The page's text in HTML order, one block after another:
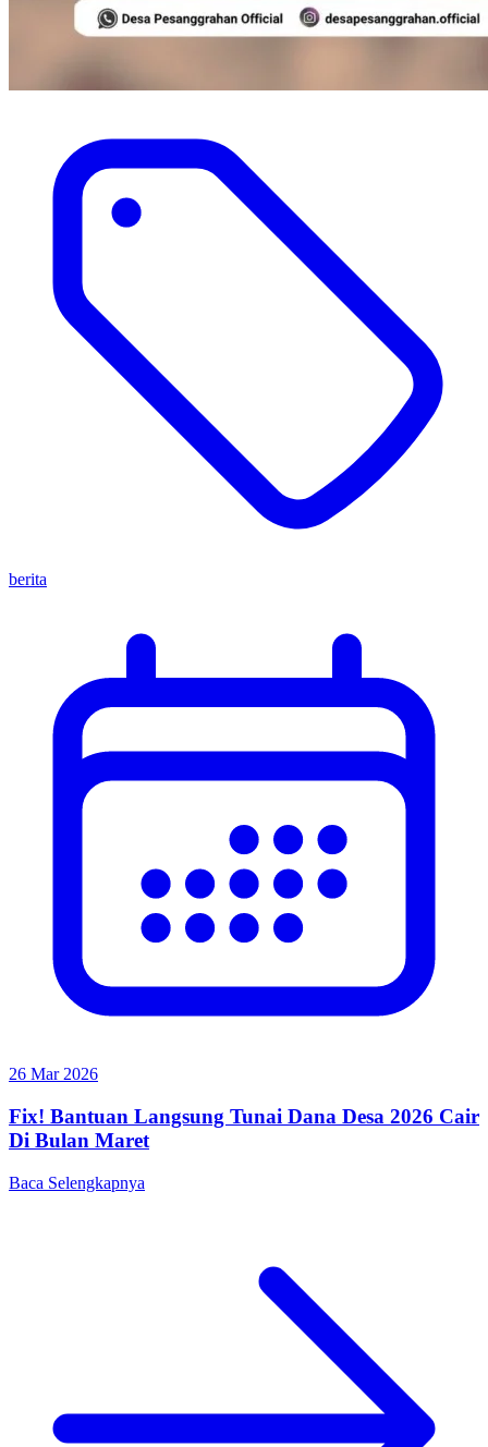
berita
26 Mar 2026
Fix! Bantuan Langsung Tunai Dana Desa 2026 Cair
Di Bulan Maret
Baca Selengkapnya